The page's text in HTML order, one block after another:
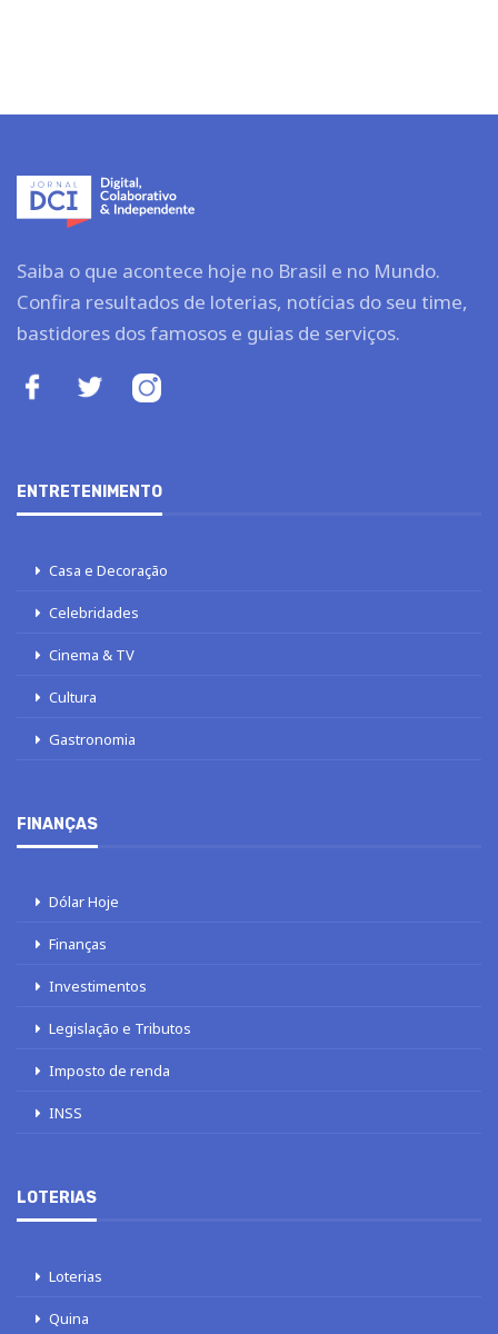
Saiba o que acontece hoje no Brasil e no Mundo.
Confira resultados de loterias, notícias do seu time,
bastidores dos famosos e guias de serviços.
ENTRETENIMENTO
Casa e Decoração
Celebridades
Cinema & TV
Cultura
Gastronomia
FINANÇAS
Dólar Hoje
Finanças
Investimentos
Legislação e Tributos
Imposto de renda
INSS
LOTERIAS
Loterias
Quina